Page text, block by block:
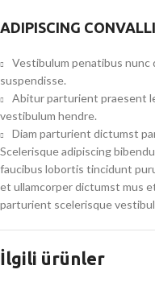
ADIPISCING
Vestibulum penatibus nunc
suspendisse.
Abitur parturient praesent
vestibulum hendre.
Diam parturient dictumst
Scelerisque adipiscing
faucibus lobortis tincidunt
et ullamcorper dictumst mus
parturient scelerisque
İlgili ürünler